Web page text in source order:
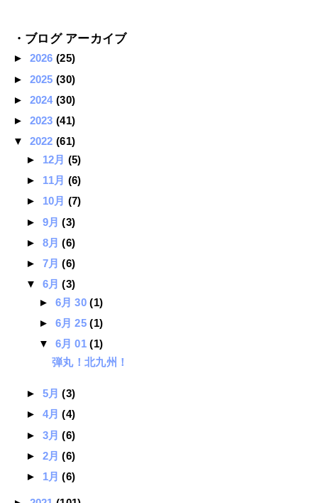
・ブログ アーカイブ
► 2026(25)
► 2025(30)
► 2024(30)
► 2023(41)
▼ 2022(61)
► 12月 (5)
► 11月 (6)
► 10月 (7)
► 9月(3)
► 8月(6)
► 7月(6)
▼ 6月(3)
► 6月 30(1)
► 6月 25(1)
▼ 6月 01(1)
弾丸！北九州！
► 5月(3)
► 4月(4)
► 3月(6)
► 2月(6)
► 1月(6)